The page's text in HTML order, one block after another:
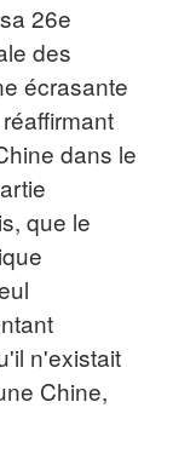
26e
des
écrasante
dans le
que le
n'existait
Chine,